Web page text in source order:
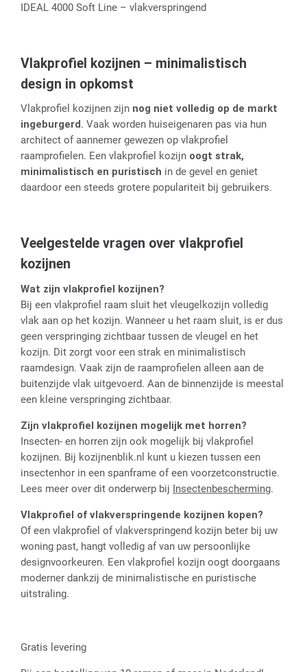
IDEAL 4000 Soft Line – vlakverspringend
Vlakprofiel kozijnen – minimalistisch
design in opkomst
Vlakprofiel kozijnen zijn nog niet volledig op de markt
ingeburgerd. Vaak worden huiseigenaren pas via hun
architect of aannemer gewezen op vlakprofiel
raamprofielen. Een vlakprofiel kozijn oogt strak,
minimalistisch en puristisch in de gevel en geniet
daardoor een steeds grotere populariteit bij gebruikers.
Veelgestelde vragen over vlakprofiel
kozijnen
Wat zijn vlakprofiel kozijnen?
Bij een vlakprofiel raam sluit het vleugelkozijn volledig
vlak aan op het kozijn. Wanneer u het raam sluit, is er dus
geen verspringing zichtbaar tussen de vleugel en het
kozijn. Dit zorgt voor een strak en minimalistisch
raamdesign. Vaak zijn de raamprofielen alleen aan de
buitenzijde vlak uitgevoerd. Aan de binnenzijde is meestal
een kleine verspringing zichtbaar.
Zijn vlakprofiel kozijnen mogelijk met horren?
Insecten- en horren zijn ook mogelijk bij vlakprofiel
kozijnen. Bij kozijnenblik.nl kunt u kiezen tussen een
insectenhor in een spanframe of een voorzetconstructie.
Lees meer over dit onderwerp bij Insectenbescherming.
Vlakprofiel of vlakverspringende kozijnen kopen?
Of een vlakprofiel of vlakverspringend kozijn beter bij uw
woning past, hangt volledig af van uw persoonlijke
designvoorkeuren. Een vlakprofiel kozijn oogt doorgaans
moderner dankzij de minimalistische en puristische
uitstraling.
Gratis levering